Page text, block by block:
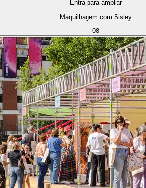
Entra para ampliar
Maquilhagem com Sisley
08